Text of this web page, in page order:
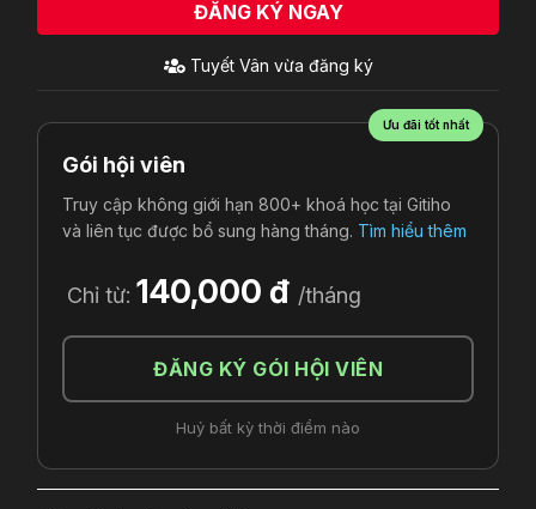
ĐĂNG KÝ NGAY
Tuyết Vân vừa đăng ký
Ưu đãi tốt nhất
Gói hội viên
Truy cập không giới hạn 800+ khoá học tại Gitiho
và liên tục được bổ sung hàng tháng. Tìm hiểu thêm
Chỉ từ: 140,000 đ /tháng
ĐĂNG KÝ GÓI HỘI VIÊN
Huỷ bất kỳ thời điểm nào